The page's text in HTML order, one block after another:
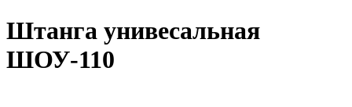
Штанга унивесальная
ШОУ-110